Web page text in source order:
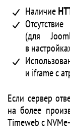
Наличие
Отсутствие
(для
в
и iframe с
Если сервер
на более
Timeweb с